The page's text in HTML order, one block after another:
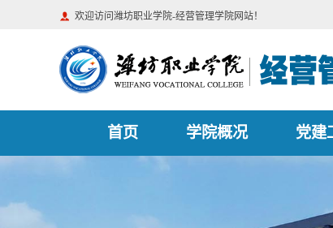
欢迎访问潍坊职业学院-经营管理学院网站！
首页 学院概况 党建